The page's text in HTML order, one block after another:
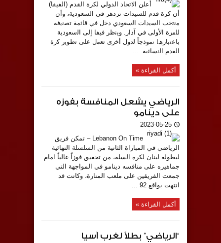
أعلن الاتحاد الدولي لكرة القدم (الفيفا)
أن كرة قدم للسيدات تزدهر في السعودية، وأن
ﻣﻧﺗﺧب اﻟﺳﯾدات اﻟﺳﻌودي دﺧل في ﻗﺎﺋﻣﺔ ﺗﺻﻧﯾفه
ﻟﻠﻣرة اﻷوﻟﻰ ﻓﻲ آذار. وﯾﻧظر فيفا إﻟﻰ اﻟﺳﻌودﯾﺔ
ﺑﺎﻋﺗﺑﺎرھﺎ ﻧﻣوذﺟﺎً ﻟدول أﺧرى ﺗﻌﻣل ﻋﻠﻰ ﺗطوﯾر ﻛرة
اﻟﻘدم اﻟﻧﺳﺎﺋﯾﺔ. ...
أكمل القراءة »
الرياضي يشعل المنافسة بفوزه
على دينامو
2023-05-25
Lebanon On Time – تمكن فريق
الرياضي في المباراة الثانية من السلسلة النهائية
لبطولة لبنان لكرة السلة، من تحقيق فوزاً غالياً امام
جماهيره على منافسه دينامو في المواجهة التي
جمعت الفريقين على ملعب المنارة، وكانت قد
انتهت بواقع 92 ...
أكمل القراءة »
“الرياضي” بطلاً لغرب آسيا